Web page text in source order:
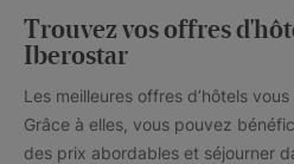
Trouvez vos offres
Iberostar
Les meilleures offres d’hôtels
Grâce à elles, vous pouvez
des prix abordables et séjourner